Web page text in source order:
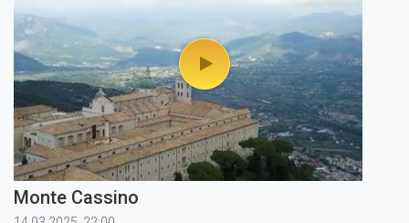
Monte Cassino